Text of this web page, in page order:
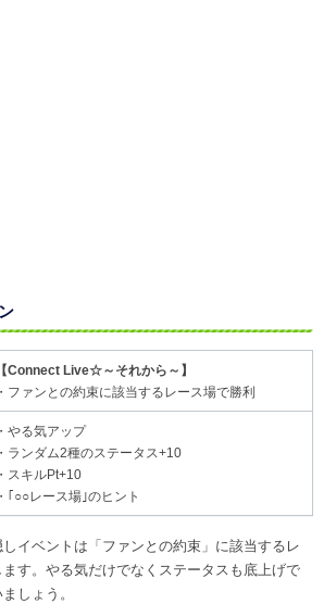
【Connect Live☆～それから～】
・ファンとの約束に該当するレース場で勝利
・やる気アップ
・ランダム2種のステータス+10
・スキルPt+10
・｢○○レース場｣のヒント
イベントは「ファンとの約束」に該当するレ
す。やる気だけでなくステータスも底上げで
しょう。